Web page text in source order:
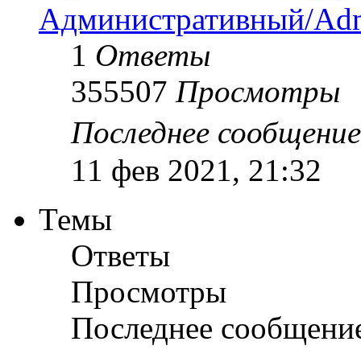
Административный/
1 Ответы
355507 Просмотры
Последнее
11 фев 2021, 21:32
Темы
Ответы
Просмотры
Последнее